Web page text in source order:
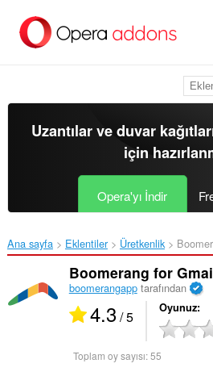
içeriğe
Uzantılar ve duvar
için
Opera'yı İndir
Ana sayfa Eklentiler Üretkenlik
Boomerang for
boomerangapptarafından
4.3 / 5 Oyunuz
Toplam oy sayısı:55